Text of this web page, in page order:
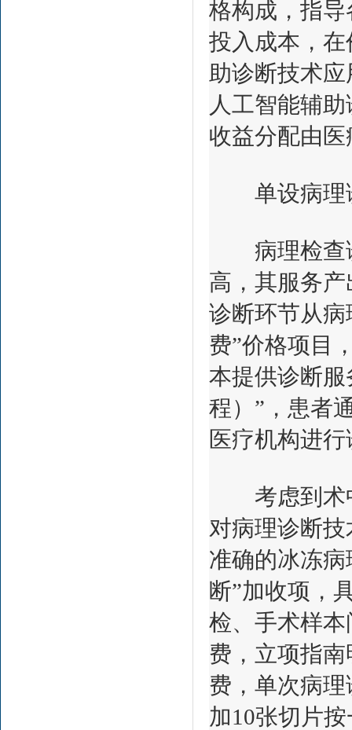
格构成，指
投入成本，
助诊断技术
人工智能辅
收益分配由
单设病理诊
病理检查诊
高，其服务
诊断环节从
费”价格项目
本提供诊断
程）”，患者
医疗机构进
考虑到术中
对病理诊断
准确的冰冻
断”加收项，
检、手术样
费，立项指
费，单次病
加10张切片